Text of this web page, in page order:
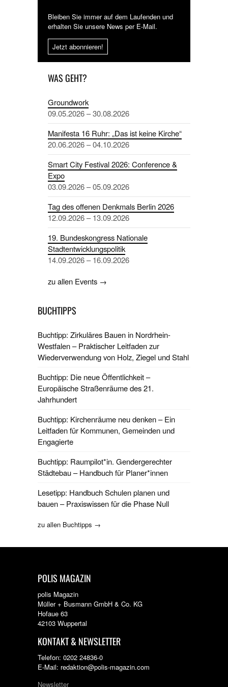
Bleiben Sie immer auf dem Laufenden und
erhalten Sie unsere News per E-Mail.
Jetzt abonnieren!
WAS GEHT?
Groundwork
09.05.2026 – 30.08.2026
Manifesta 16 Ruhr: „Das ist keine Kirche“
20.06.2026 – 04.10.2026
Smart City Festival 2026: Conference &
Expo
03.09.2026 – 05.09.2026
Tag des offenen Denkmals Berlin 2026
12.09.2026 – 13.09.2026
19. Bundeskongress Nationale
Stadtentwicklungspolitik
14.09.2026 – 16.09.2026
zu allen Events →
BUCHTIPPS
Buchtipp: Zirkuläres Bauen in Nordrhein-
Westfalen – Praktischer Leitfaden zur
Wiederverwendung von Holz, Ziegel und Stahl
Buchtipp: Die neue Öffentlichkeit –
Europäische Straßenräume des 21.
Jahrhundert
Buchtipp: Kirchenräume neu denken – Ein
Leitfaden für Kommunen, Gemeinden und
Engagierte
Buchtipp: Raumpilot*in. Gendergerechter
Städtebau – Handbuch für Planer*innen
Lesetipp: Handbuch Schulen planen und
bauen – Praxiswissen für die Phase Null
zu allen Buchtipps →
POLIS MAGAZIN
polis Magazin
Müller + Busmann GmbH & Co. KG
Hofaue 63
42103 Wuppertal
KONTAKT & NEWSLETTER
Telefon: 0202 24836-0
E-Mail: redaktion@polis-magazin.com
Newsletter